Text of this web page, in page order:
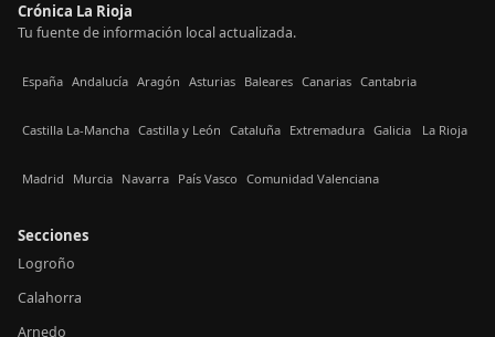
Crónica La Rioja
Tu fuente de información local actualizada.
España Andalucía Aragón Asturias Baleares Canarias Cantabria
Castilla La-Mancha Castilla y León Cataluña Extremadura Galicia La Rioja
Madrid Murcia Navarra País Vasco Comunidad Valenciana
Secciones
Logroño
Calahorra
Arnedo